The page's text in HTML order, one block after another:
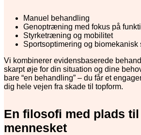
Manuel behandling
Genoptræning med fokus på
Styrketræning og mobilitet
Sportsoptimering og biomekanisk
Vi kombinerer evidensbaserede
skarpt øje for din situation og dine
bare “en behandling” – du får et
dig hele vejen fra skade til topform.
En filosofi med plads til
mennesket